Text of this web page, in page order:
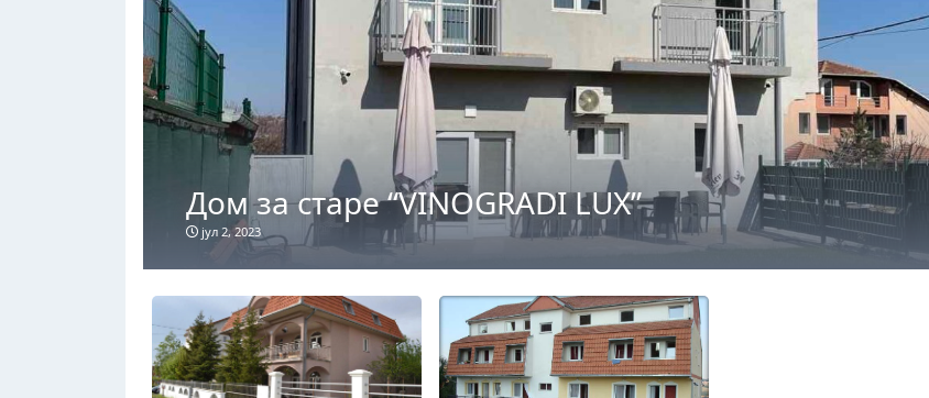
Дом за старе “VINOGRADI LUX”
јул 2, 2023